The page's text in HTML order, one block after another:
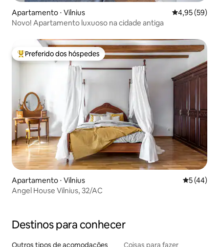
Apartamento ⋅ Vilnius 4,95 de uma
4,95 (59)
Novo! Apartamento luxuoso na cidade antiga
Entre os melhores preferidos dos hóspedes
Preferido dos hóspedes
Apartamento ⋅ Vilnius 5 de uma
5 (44)
Angel House Vilnius, 32/AC
Destinos para conhecer
Outros tipos de acomodações Coisas para fazer